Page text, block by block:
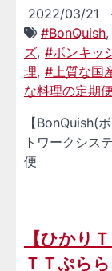
2022/03/21
#BonQuish,
ズ, #ボンキッ
理, #上質な国
な料理の定期便
【BonQuish(
トワークシス
便
【ひかり
ＴＴぷら